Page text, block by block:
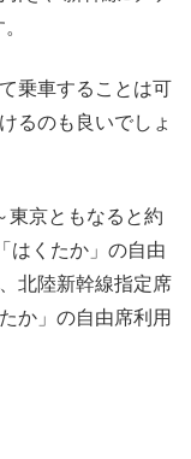
乗車することは可
るのも良いでしょ
東京ともなると約
はくたか」の自由
北陸新幹線指定席
か」の自由席利用